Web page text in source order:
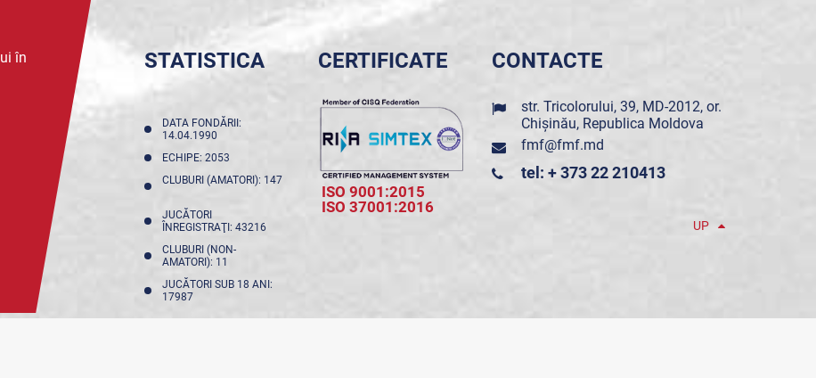
în
STATISTICA
DATA FONDĂRII:
14.04.1990
ECHIPE: 2053
CLUBURI (AMATORI): 147
JUCĂTORI
ÎNREGISTRAŢI: 43216
CLUBURI (NON-
AMATORI): 11
JUCĂTORI SUB 18 ANI:
17987
CERTIFICATE
ISO 9001:2015
ISO 37001:2016
CONTACTE
str. Tricolorului, 39, MD-2012, or.
Chișinău, Republica Moldova
fmf@fmf.md
tel: + 373 22 210413
UP